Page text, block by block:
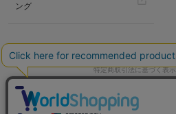
ング
特定商取引法に基づく表示
PC版を見る